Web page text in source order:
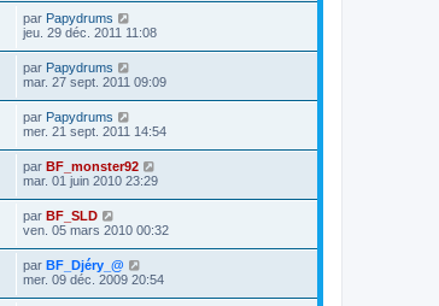
par Papydrums
jeu. 29 déc. 2011 11:08
par Papydrums
mar. 27 sept. 2011 09:09
par Papydrums
mer. 21 sept. 2011 14:54
par BF_monster92
mar. 01 juin 2010 23:29
par BF_SLD
ven. 05 mars 2010 00:32
par BF_Djéry_@
mer. 09 déc. 2009 20:54